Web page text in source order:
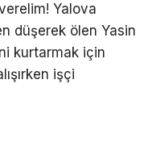
Yalova
düşerek ölen Yasin
kurtarmak için
işçi